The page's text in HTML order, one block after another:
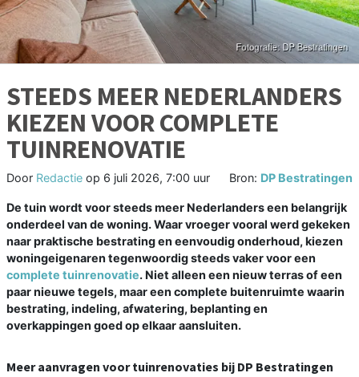
STEEDS MEER NEDERLANDERS
KIEZEN VOOR COMPLETE
TUINRENOVATIE
Door Redactie op 6 juli 2026, 7:00 uur Bron: DP Bestratingen
De tuin wordt voor steeds meer Nederlanders een belangrijk
onderdeel van de woning. Waar vroeger vooral werd gekeken
naar praktische bestrating en eenvoudig onderhoud, kiezen
woningeigenaren tegenwoordig steeds vaker voor een
complete tuinrenovatie. Niet alleen een nieuw terras of een
paar nieuwe tegels, maar een complete buitenruimte waarin
bestrating, indeling, afwatering, beplanting en
overkappingen goed op elkaar aansluiten.
Meer aanvragen voor tuinrenovaties bij DP Bestratingen